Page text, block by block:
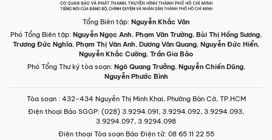
Tổng Biên tập: Nguyễn Khắc Văn
Phó Tổng Biên tập: Nguyễn Ngọc Anh, Phạm Văn Trường, Bùi Thị Hồng Sương,
Trương Đức Nghĩa, Phạm Thị Vân Anh, Dương Văn Quang, Nguyễn Đức Hiển,
Nguyễn Khắc Cường, Trần Gia Bảo
Phó Tổng Thư ký tòa soạn: Ngô Quang Trưởng, Nguyễn Chiến Dũng,
Nguyễn Phước Bình
Tòa soạn : 432-434 Nguyễn Thị Minh Khai, Phường Bàn Cờ, TP.HCM
Điện thoại Báo SGGP: (028) 3.9294.091, 3.9294.092, 3.9294.093,
3.9294.097, 3.9294.098
Điện thoại Tòa soạn Báo Điện tử: 08 65 11 22 55